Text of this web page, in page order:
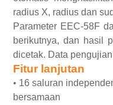
radius X, radius dan
Parameter EEC-58F
berikutnya, dan hasil
dicetak. Data
Fitur lanjutan
• 16 saluran
bersamaan